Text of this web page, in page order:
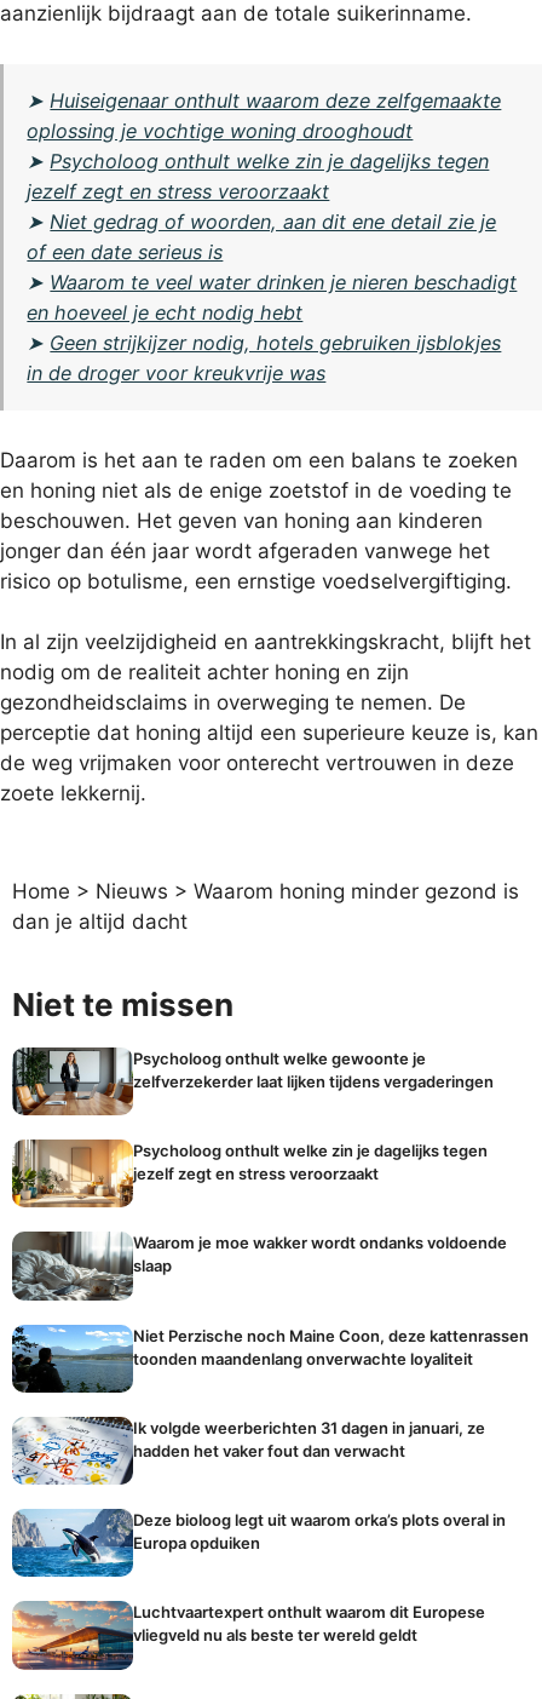
aanzienlijk bijdraagt aan de totale suikerinname.
➤Huiseigenaar onthult waarom deze zelfgemaakte
oplossing je vochtige woning drooghoudt
➤Psycholoog onthult welke zin je dagelijks tegen
jezelf zegt en stress veroorzaakt
➤Niet gedrag of woorden, aan dit ene detail zie je
of een date serieus is
➤ Waarom te veel water drinken je nieren beschadigt
en hoeveel je echt nodig hebt
➤ Geen strijkijzer nodig, hotels gebruiken ijsblokjes
in de droger voor kreukvrije was
Daarom is het aan te raden om een balans te zoeken
en honing niet als de enige zoetstof in de voeding te
beschouwen. Het geven van honing aan kinderen
jonger dan één jaar wordt afgeraden vanwege het
risico op botulisme, een ernstige voedselvergiftiging.
In al zijn veelzijdigheid en aantrekkingskracht, blijft het
nodig om de realiteit achter honing en zijn
gezondheidsclaims in overweging te nemen. De
perceptie dat honing altijd een superieure keuze is, kan
de weg vrijmaken voor onterecht vertrouwen in deze
zoete lekkernij.
Home > Nieuws > Waarom honing minder gezond is
dan je altijd dacht
Niet te missen
Psycholoog onthult welke gewoonte je
zelfverzekerder laat lijken tijdens vergaderingen
Psycholoog onthult welke zin je dagelijks tegen
jezelf zegt en stress veroorzaakt
Waarom je moe wakker wordt ondanks voldoende
slaap
Niet Perzische noch Maine Coon, deze kattenrassen
toonden maandenlang onverwachte loyaliteit
Ik volgde weerberichten 31 dagen in januari, ze
hadden het vaker fout dan verwacht
Deze bioloog legt uit waarom orka’s plots overal in
Europa opduiken
Luchtvaartexpert onthult waarom dit Europese
vliegveld nu als beste ter wereld geldt